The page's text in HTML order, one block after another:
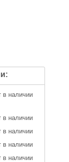
в наличии
в наличии
в наличии
в наличии
в наличии